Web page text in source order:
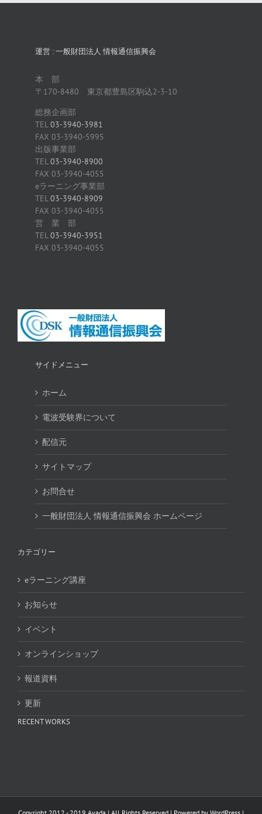
運営 : 一般財団法人 情報通信振興会
本 部
〒170-8480 東京都豊島区駒込2-3-10
総務企画部
TEL03-3940-3981
FAX 03-3940-5995
出版事業部
TEL03-3940-8900
FAX 03-3940-4055
eラーニング事業部
TEL03-3940-8909
FAX 03-3940-4055
営 業 部
TEL03-3940-3951
FAX 03-3940-4055
サイドメニュー
ホーム
電波受験界について
配信元
サイトマップ
お問合せ
一般財団法人 情報通信振興会 ホームページ
カテゴリー
eラーニング講座
お知らせ
イベント
オンラインショップ
報道資料
更新
RECENT WORKS